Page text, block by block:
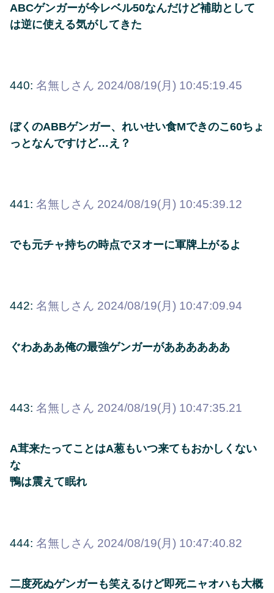
ABCゲンガーが今レベル50なんだけど補助として
は逆に使える気がしてきた
440: 名無しさん 2024/08/19(月) 10:45:19.45
ぼくのABBゲンガー、れいせい食Mできのこ60ちょ
っとなんですけど…え？
441: 名無しさん 2024/08/19(月) 10:45:39.12
でも元チャ持ちの時点でヌオーに軍牌上がるよ
442: 名無しさん 2024/08/19(月) 10:47:09.94
ぐわあああ俺の最強ゲンガーがああああああ
443: 名無しさん 2024/08/19(月) 10:47:35.21
A茸来たってことはA葱もいつ来てもおかしくない
な
鴨は震えて眠れ
444: 名無しさん 2024/08/19(月) 10:47:40.82
二度死ぬゲンガーも笑えるけど即死ニャオハも大概